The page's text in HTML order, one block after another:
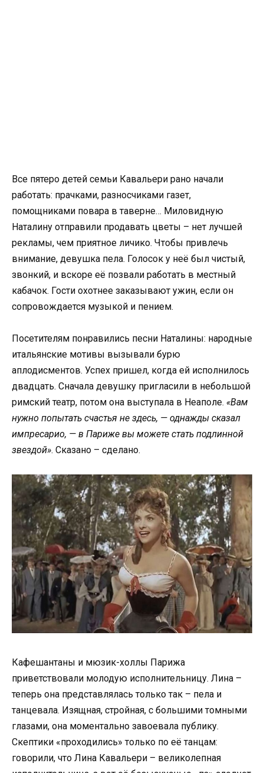
Все пятеро детей семьи Кавальери рано начали
работать: прачками, разносчиками газет,
помощниками повара в таверне… Миловидную
Наталину отправили продавать цветы – нет лучшей
рекламы, чем приятное личико. Чтобы привлечь
внимание, девушка пела. Голосок у неё был чистый,
звонкий, и вскоре её позвали работать в местный
кабачок. Гости охотнее заказывают ужин, если он
сопровождается музыкой и пением.
Посетителям понравились песни Наталины: народные
итальянские мотивы вызывали бурю
аплодисментов. Успех пришел, когда ей исполнилось
двадцать. Сначала девушку пригласили в небольшой
римский театр, потом она выступала в Неаполе. «Вам
нужно попытать счастья не здесь, — однажды сказал
импресарио, — в Париже вы можете стать подлинной
звездой». Сказано – сделано.
Кафешантаны и мюзик-холлы Парижа
приветствовали молодую исполнительницу. Лина –
теперь она представлялась только так – пела и
танцевала. Изящная, стройная, с большими томными
глазами, она моментально завоевала публику.
Скептики «проходились» только по её танцам:
говорили, что Лина Кавальери – великолепная